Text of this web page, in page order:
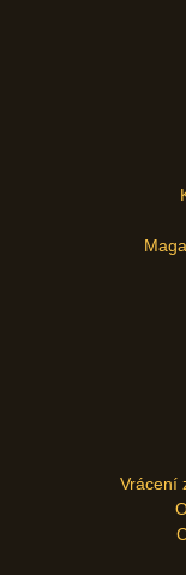
Vrácení